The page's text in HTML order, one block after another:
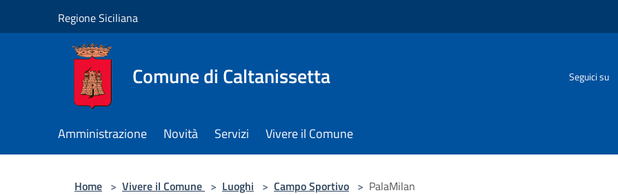
Regione Siciliana
Comune di Caltanissetta Seguici su
Amministrazione Novità Servizi Vivere il Comune
Home > Vivere il Comune > Luoghi > Campo Sportivo > PalaMilan